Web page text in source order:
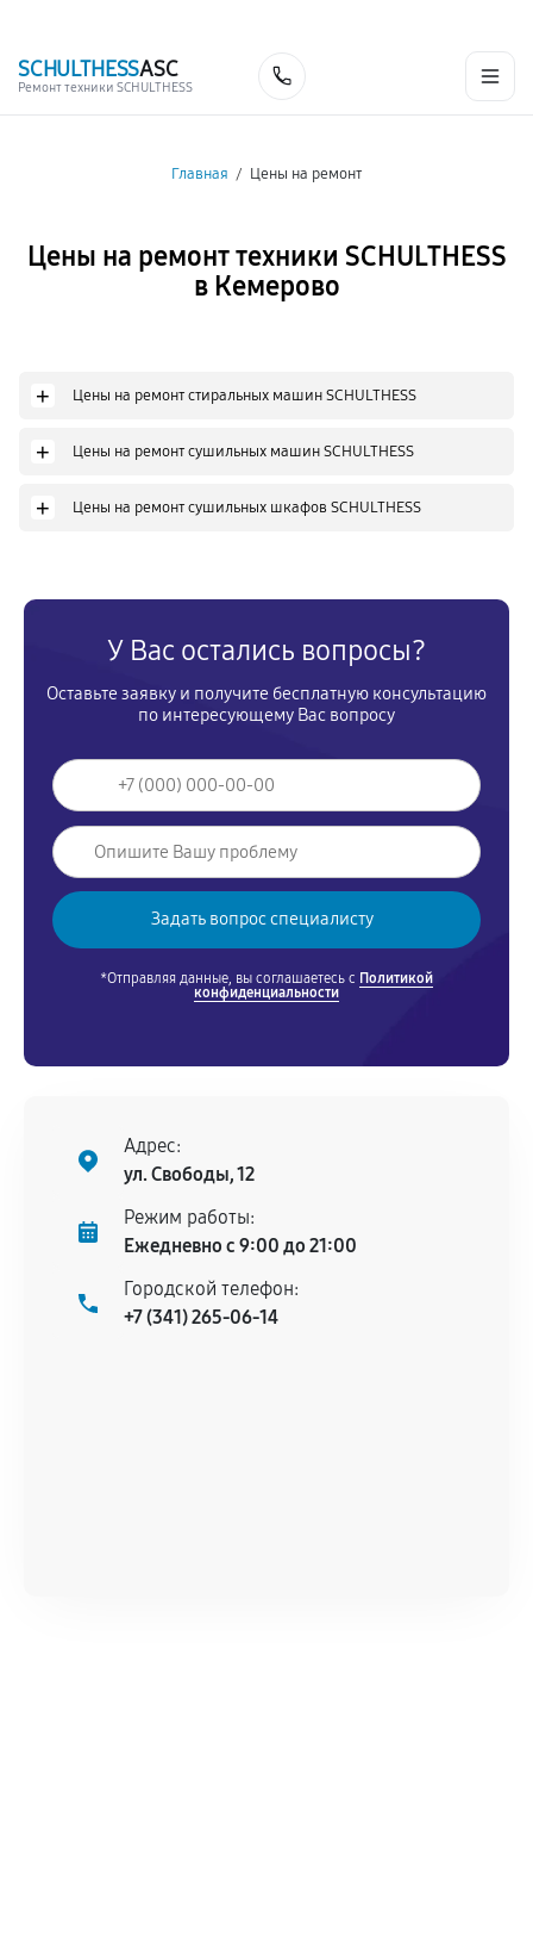
SCHULTHESSASC
Ремонт техники SCHULTHESS
Главная / Цены на ремонт
Цены на ремонт техники SCHULTHESS
в Кемерово
+ Цены на ремонт стиральных машин SCHULTHESS
+ Цены на ремонт сушильных машин SCHULTHESS
+ Цены на ремонт сушильных шкафов SCHULTHESS
У Вас остались вопросы?
Оставьте заявку и получите бесплатную консультацию
по интересующему Вас вопросу
*Отправляя данные, вы соглашаетесь с Политикой
конфиденциальности
Адрес:
ул. Свободы, 12
Режим работы:
Ежедневно с 9:00 до 21:00
Городской телефон:
+7 (341) 265-06-14